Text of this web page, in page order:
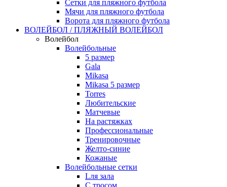
Сетки для пляжного футбола
Мячи для пляжного футбола
Ворота для пляжного футбола
ВОЛЕЙБОЛ / ПЛЯЖНЫЙ ВОЛЕЙБОЛ
Волейбол
Волейбольные
5 размер
Gala
Mikasa
Mikasa 5 размер
Torres
Любительские
Матчевые
На растяжках
Профессиональные
Тренировочные
Желто-синие
Кожаные
Волейбольные сетки
Lля зала
C тросом